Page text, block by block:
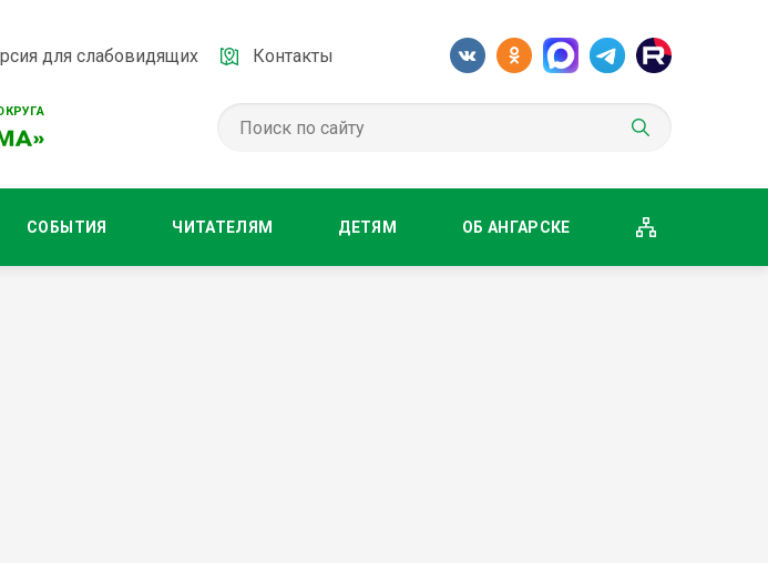
для слабовидящих Контакты
СОБЫТИЯ ЧИТАТЕЛЯМ ДЕТЯМ ОБ АНГАРСКЕ